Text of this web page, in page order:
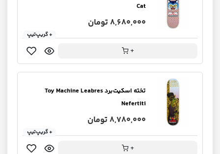
Cat
8,680,000 تومان
+
+ گریپ‌تیپ
تخته اسکیت‌برد Toy Machine Leabres
Nefertiti
8,780,000 تومان
+
+ گریپ‌تیپ